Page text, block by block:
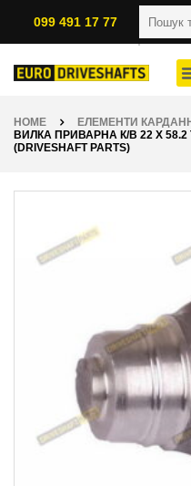
099 491 17 77
HOME ЕЛЕМЕНТИ
ВИЛКА ПРИВАРНА К/В 22 X 58.2
(DRIVESHAFT PARTS)